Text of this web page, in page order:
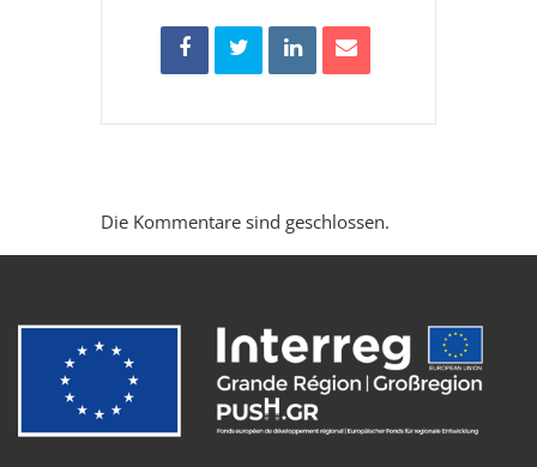
Die Kommentare sind geschlossen.